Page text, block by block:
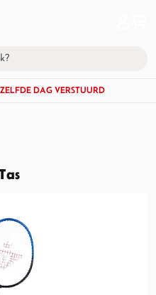
DAG VERSTUURD